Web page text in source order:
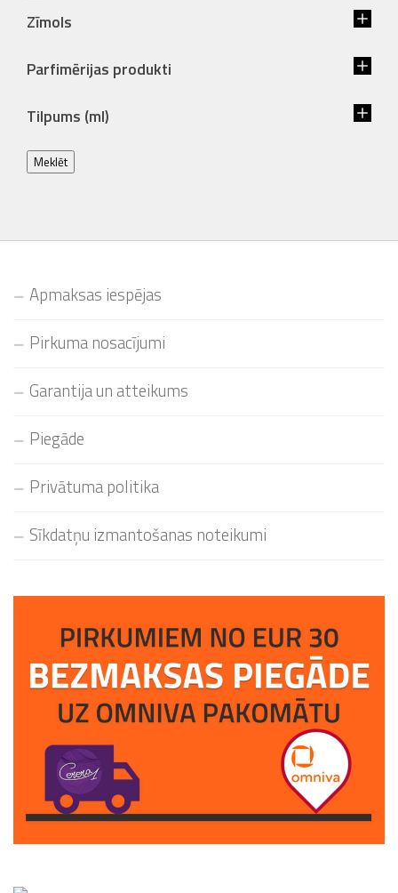
Zīmols
Parfimērijas produkti
Tilpums (ml)
Meklēt
Apmaksas iespējas
Pirkuma nosacījumi
Garantija un atteikums
Piegāde
Privātuma politika
Sīkdatņu izmantošanas noteikumi